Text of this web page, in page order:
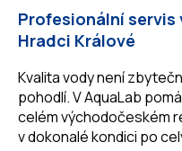
Profesionální servis
Hradci Králové
Kvalita vody není
pohodlí. V AquaLab
celém východočeském
v dokonalé kondici po